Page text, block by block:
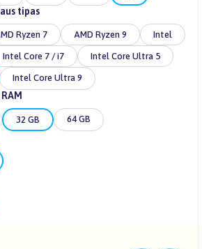
tipas
Ryzen 7 AMD Ryzen 9 Intel
Intel Core 7 / i7 Intel Core Ultra 5
Intel Core Ultra 9
32 GB 64 GB